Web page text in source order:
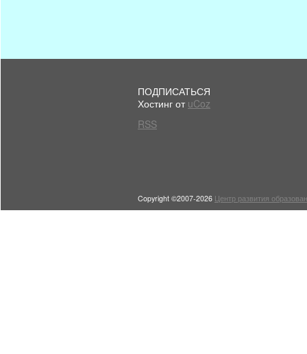
ПОДПИСАТЬСЯ
Хостинг от uCoz
RSS
Copyright ©2007-2026 Центр развития